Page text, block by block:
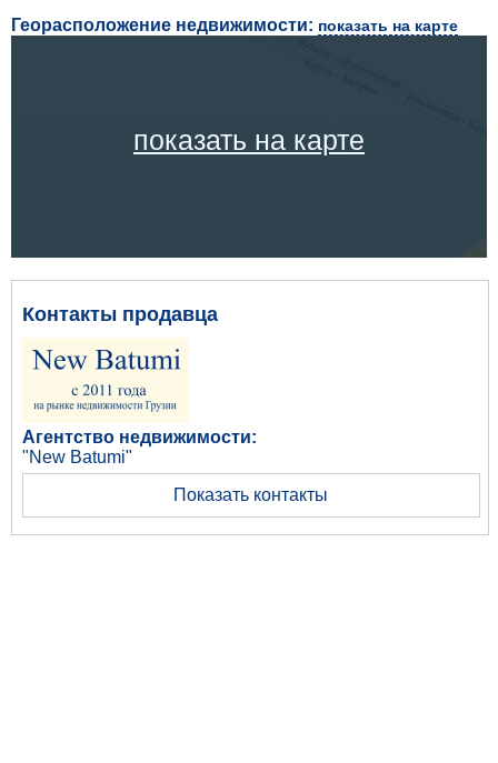
Георасположение недвижимости: показать на карте
показать на карте
Контакты продавца
Агентство недвижимости:
"New Batumi"
Показать контакты